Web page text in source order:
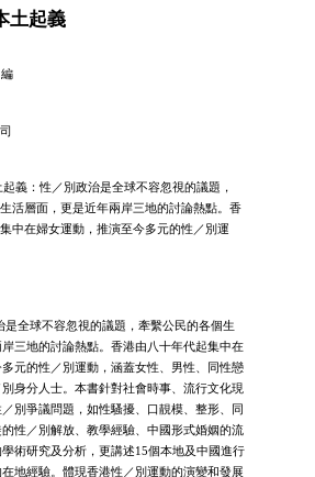
土起義
義：性／別政治是全球不容忽視的議題，
活層面，更是近年兩岸三地的討論熱點。香
中在婦女運動，推演至今多元的性／別運
是全球不容忽視的議題，牽繫公民的各個生
三地的討論熱點。香港由八十年代起集中在
元的性／別運動，涵蓋女性、男性、同性戀
身分人士。本書針對社會時事、流行文化現
別爭議問題，如性騷擾、口靚模、整形、同
性／別解放、教學經驗、中國形式婚姻的流
術研究及分析，更講述15個本地及中國進行
地經驗。體現香港性／別運動的演變和發展